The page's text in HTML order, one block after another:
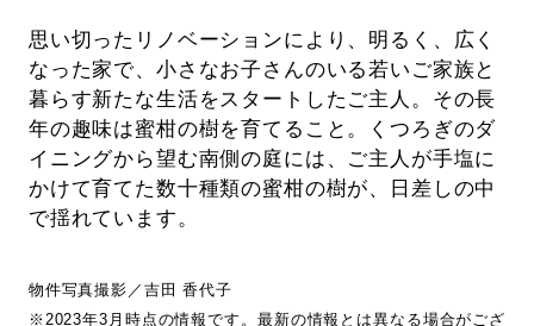
思い切ったリノベーションにより、明るく、広く
なった家で、小さなお子さんのいる若いご家族と
暮らす新たな生活をスタートしたご主人。その長
年の趣味は蜜柑の樹を育てること。くつろぎのダ
イニングから望む南側の庭には、ご主人が手塩に
かけて育てた数十種類の蜜柑の樹が、日差しの中
で揺れています。
物件写真撮影／吉田 香代子
※2023年3月時点の情報です。最新の情報とは異なる場合がござ